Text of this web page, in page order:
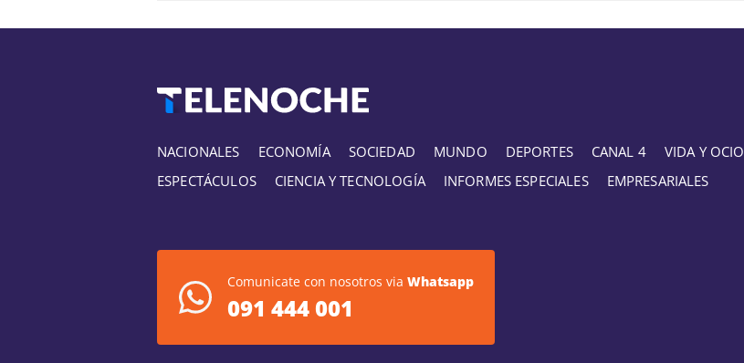
NACIONALES ECONOMÍA SOCIEDAD MUNDO DEPORTES CANAL 4
VIDA Y OCIO
ESPECTÁCULOS
CIENCIA Y TECNOLOGÍA INFORMES ESPECIALES EMPRESARIALES
Comunicate con nosotros via Whatsapp
091 444 001